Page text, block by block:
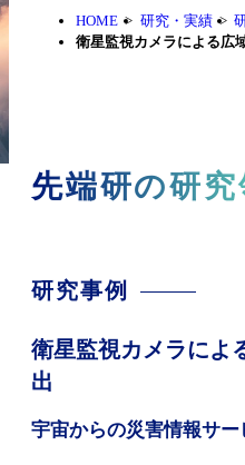
HOME 研究・実績
衛星監視カメラによる広
先端研の研究
研究事例
衛星監視カメラによ
出
宇宙からの災害情報サ